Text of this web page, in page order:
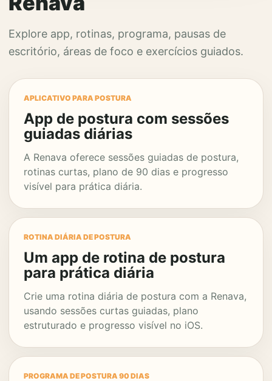
Explore app, rotinas, programa, pausas de
escritório, áreas de foco e exercícios guiados.
APLICATIVO PARA POSTURA
App de postura com sessões
guiadas diárias
A Renava oferece sessões guiadas de postura,
rotinas curtas, plano de 90 dias e progresso
visível para prática diária.
ROTINA DIÁRIA DE POSTURA
Um app de rotina de postura
para prática diária
Crie uma rotina diária de postura com a Renava,
usando sessões curtas guiadas, plano
estruturado e progresso visível no iOS.
PROGRAMA DE POSTURA 90 DIAS